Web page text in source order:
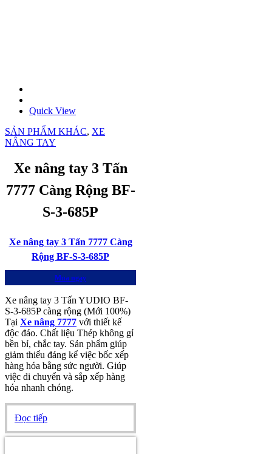
Quick View
SẢN PHẨM KHÁC, XE
NÂNG TAY
Xe nâng tay 3 Tấn
7777 Càng Rộng BF-
S-3-685P
Xe nâng tay 3 Tấn 7777 Càng
Rộng BF-S-3-685P
Mua ngay
Xe nâng tay 3 Tấn YUDIO BF-
S-3-685P càng rộng (Mới 100%)
Tại Xe nâng 7777 với thiết kế
độc đáo. Chất liệu Thép không gỉ
bền bỉ, chắc tay. Sản phẩm giúp
giảm thiểu đáng kể việc bốc xếp
hàng hóa bằng sức người. Giúp
việc di chuyển và sắp xếp hàng
hóa nhanh chóng.
Đọc tiếp